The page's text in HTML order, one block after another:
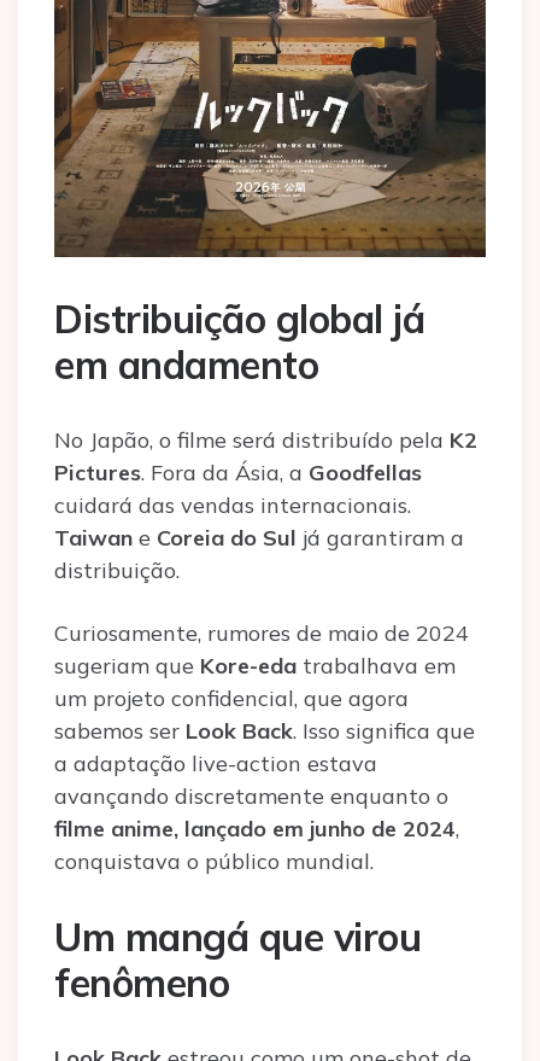
Distribuição global já
em andamento
No Japão, o filme será distribuído pela K2
Pictures. Fora da Ásia, a Goodfellas
cuidará das vendas internacionais.
Taiwan e Coreia do Sul já garantiram a
distribuição.
Curiosamente, rumores de maio de 2024
sugeriam que Kore-eda trabalhava em
um projeto confidencial, que agora
sabemos ser Look Back. Isso significa que
a adaptação live-action estava
avançando discretamente enquanto o
filme anime, lançado em junho de 2024,
conquistava o público mundial.
Um mangá que virou
fenômeno